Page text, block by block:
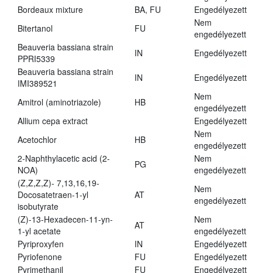
Bordeaux mixture
BA, FU
Engedélyezett
Bitertanol
FU
Nem
engedélyezett
Beauveria bassiana strain
PPRI5339
IN
Engedélyezett
Beauveria bassiana strain
IMI389521
IN Engedélyezett
Amitrol (aminotriazole) HB
Nem
engedélyezett
Allium cepa extract
Engedélyezett
Acetochlor
HB
Nem
engedélyezett
2-Naphthylacetic acid (2-
NOA)
PG
Nem
engedélyezett
(Z,Z,Z,Z)- 7,13,16,19-
Docosatetraen-1-yl
isobutyrate
AT
Nem
engedélyezett
(Z)-13-Hexadecen-11-yn-
1-yl acetate
AT
Nem
engedélyezett
Pyriproxyfen
IN
Engedélyezett
Pyriofenone
FU
Engedélyezett
Pyrimethanil
FU
Engedélyezett